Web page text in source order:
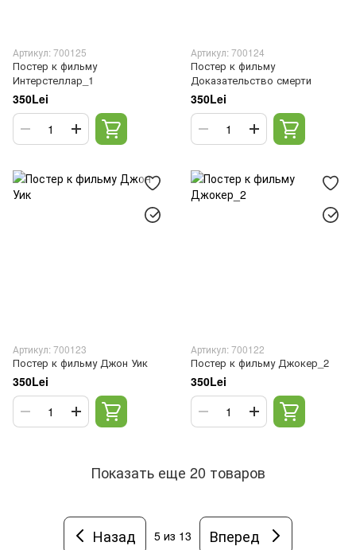
Артикул: 700125
Постер к фильму
Интерстеллар_1
350Lei
Артикул: 700124
Постер к фильму
Доказательство смерти
350Lei
Артикул: 700123
Постер к фильму Джон Уик
350Lei
Артикул: 700122
Постер к фильму Джокер_2
350Lei
Показать еще 20 товаров
Назад 5 из 13 Вперед